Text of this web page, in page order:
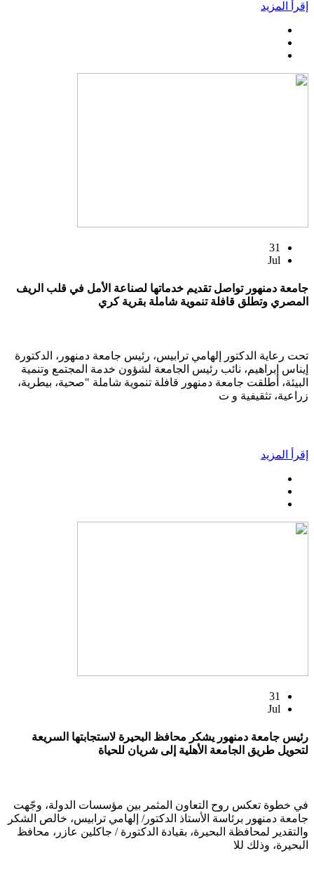
إقرأ المزيد
31
Jul
جامعة دمنهور تواصل تقديم خدماتها لصناعة الأمل في قلب الريف
المصري وتطلق قافلة تنموية شاملة بقرية كري
تحت رعاية الدكتور إلهامي ترابيس، رئيس جامعة دمنهور، الدكتورة
إيناس إبراهيم، نائب رئيس الجامعة لشؤون خدمة المجتمع وتنمية
البيئة، أطلقت جامعة دمنهور قافلة تنموية شاملة "صحية، بيطرية،
زراعية، تثقيفية و ت
إقرأ المزيد
31
Jul
رئيس جامعة دمنهور يشكر محافظ البحيرة لاستجابتها السريعة
لتحويل طريق الجامعة الأهلية إلى شريان للحياة
في خطوة تعكس روح التعاون المثمر بين مؤسسات الدولة، وجّهت
جامعة دمنهور برئاسة الأستاذ الدكتور/ إلهامي ترابيس، خالص الشكر
والتقدير لمحافظة البحيرة، بقيادة الدكتورة / جاكلين عازر، محافظ
البحيرة، وذلك للا